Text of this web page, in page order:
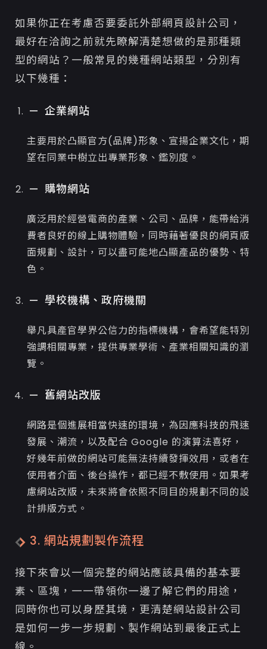
如果你正在考慮否要委託外部網頁設計公司，
最好在洽詢之前就先瞭解清楚想做的是那種類
型的網站？一般常見的幾種網站類型，分別有
以下幾種：
企業網站
主要用於凸顯官方(品牌)形象、宣揚企業文化，期
望在同業中樹立出專業形象、鑑別度。
購物網站
廣泛用於經營電商的產業、公司、品牌，能帶給消
費者良好的線上購物體驗，同時藉著優良的網頁版
面規劃、設計，可以盡可能地凸顯產品的優勢、特
色。
學校機構、政府機關
舉凡具產官學界公信力的指標機構，會希望能特別
強調相關專業，提供專業學術、產業相關知識的瀏
覽。
舊網站改版
網路是個進展相當快速的環境，為因應科技的飛速
發展、潮流，以及配合 Google 的演算法喜好，
好幾年前做的網站可能無法持續發揮效用，或者在
使用者介面、後台操作，都已經不敷使用。如果考
慮網站改版，未來將會依照不同目的規劃不同的設
計排版方式。
3. 網站規劃製作流程
接下來會以一個完整的網站應該具備的基本要
素、區塊，一一帶領你一邊了解它們的用途，
同時你也可以身歷其境，更清楚網站設計公司
是如何一步一步規劃、製作網站到最後正式上